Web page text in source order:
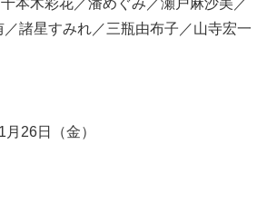
本木彩花／潘めぐみ／瀬戸麻沙美／
／諸星すみれ／三瓶由布子／山寺宏一
26日（金）